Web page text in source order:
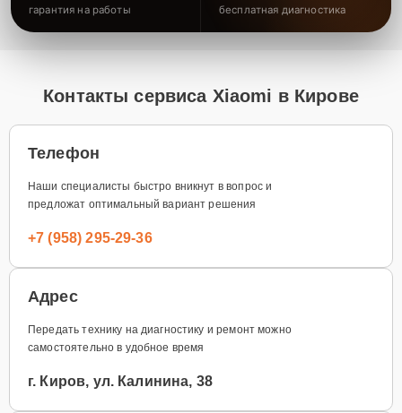
гарантия на работы бесплатная диагностика
Контакты сервиса Xiaomi в Кирове
Телефон
Наши специалисты быстро вникнут в вопрос и
предложат оптимальный вариант решения
+7 (958) 295-29-36
Адрес
Передать технику на диагностику и ремонт можно
самостоятельно в удобное время
г. Киров, ул. Калинина, 38